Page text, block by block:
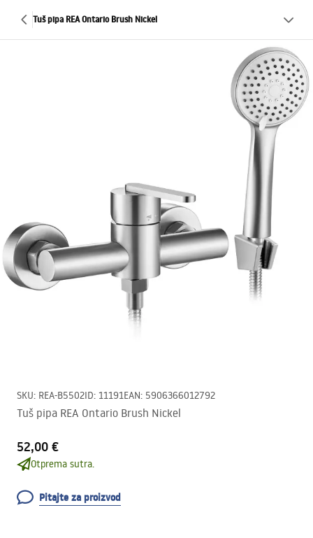
Tuš pipa REA Ontario Brush Nickel
SKU: REA-B5502ID: 11191EAN: 5906366012792
Tuš pipa REA Ontario Brush Nickel
52,00 €
Otprema sutra.
Pitajte za proizvod